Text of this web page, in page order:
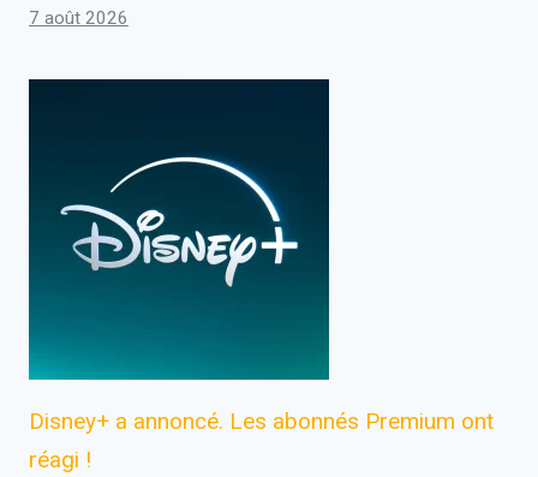
7 août 2026
Disney+ a annoncé. Les abonnés Premium ont
réagi !